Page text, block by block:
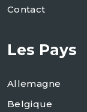
Contact
Les Pays
Allemagne
Belgique